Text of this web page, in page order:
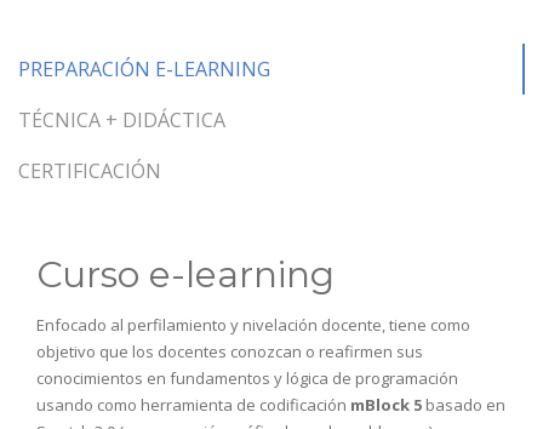
PREPARACIÓN E-LEARNING
TÉCNICA + DIDÁCTICA
CERTIFICACIÓN
Curso e-learning
Enfocado al perfilamiento y nivelación docente, tiene como
objetivo que los docentes conozcan o reafirmen sus
conocimientos en fundamentos y lógica de programación
usando como herramienta de codificación mBlock 5 basado en